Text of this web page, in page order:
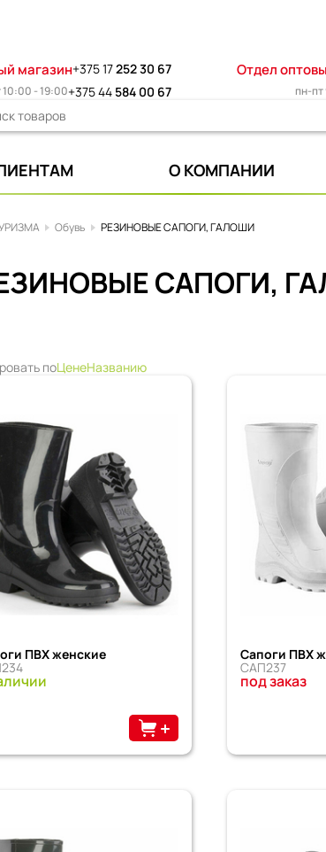
магазин+375 17252 30 67 Отдел
10:00 - 19:00+375 44 584 00 67 пн-пт
О КОМПАНИИ
Обувь РЕЗИНОВЫЕ САПОГИ, ГАЛОШИ
САПОГИ,
поЦенеНазванию
ПВХ женские Сапоги ПВХ
САП237
под заказ